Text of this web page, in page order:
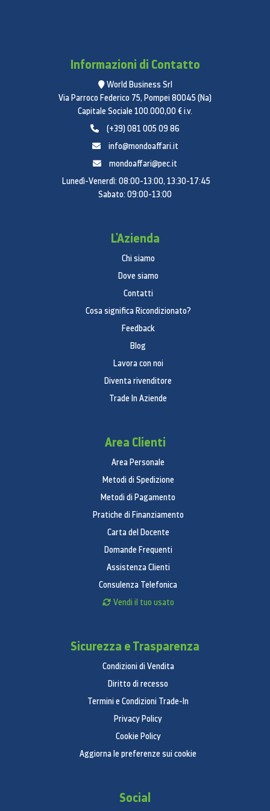
Informazioni di Contatto
World Business Srl
Via Parroco Federico 75, Pompei 80045 (Na)
Capitale Sociale 100.000,00 € i.v.
(+39) 081 005 09 86
info@mondoaffari.it
mondoaffari@pec.it
Lunedì-Venerdì: 08:00-13:00, 13:30-17:45
Sabato: 09:00-13:00
L'Azienda
Chi siamo
Dove siamo
Contatti
Cosa significa Ricondizionato?
Feedback
Blog
Lavora con noi
Diventa rivenditore
Trade In Aziende
Area Clienti
Area Personale
Metodi di Spedizione
Metodi di Pagamento
Pratiche di Finanziamento
Carta del Docente
Domande Frequenti
Assistenza Clienti
Consulenza Telefonica
Vendi il tuo usato
Sicurezza e Trasparenza
Condizioni di Vendita
Diritto di recesso
Termini e Condizioni Trade-In
Privacy Policy
Cookie Policy
Aggiorna le preferenze sui cookie
Social